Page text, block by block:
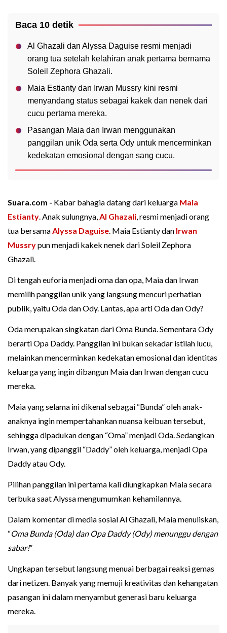
Baca 10 detik
Al Ghazali dan Alyssa Daguise resmi menjadi
orang tua setelah kelahiran anak pertama bernama
Soleil Zephora Ghazali.
Maia Estianty dan Irwan Mussry kini resmi
menyandang status sebagai kakek dan nenek dari
cucu pertama mereka.
Pasangan Maia dan Irwan menggunakan
panggilan unik Oda serta Ody untuk mencerminkan
kedekatan emosional dengan sang cucu.
Suara.com - Kabar bahagia datang dari keluarga Maia
Estianty. Anak sulungnya,Al Ghazali, resmi menjadi orang
tua bersamaAlyssa Daguise. Maia Estianty dan Irwan
Mussrypun menjadi kakek nenek dari Soleil Zephora
Ghazali.
Di tengah euforia menjadi oma dan opa, Maia dan Irwan
memilih panggilan unik yang langsung mencuri perhatian
publik, yaitu Oda dan Ody. Lantas, apa arti Oda dan Ody?
Oda merupakan singkatan dari Oma Bunda. Sementara Ody
berarti Opa Daddy. Panggilan ini bukan sekadar istilah lucu,
melainkan mencerminkan kedekatan emosional dan identitas
keluarga yang ingin dibangun Maia dan Irwan dengan cucu
mereka.
Maia yang selama ini dikenal sebagai “Bunda” oleh anak-
anaknya ingin mempertahankan nuansa keibuan tersebut,
sehingga dipadukan dengan “Oma” menjadi Oda. Sedangkan
Irwan, yang dipanggil “Daddy” oleh keluarga, menjadi Opa
Daddy atau Ody.
Pilihan panggilan ini pertama kali diungkapkan Maia secara
terbuka saat Alyssa mengumumkan kehamilannya.
Dalam komentar di media sosial Al Ghazali, Maia menuliskan,
“Oma Bunda (Oda) dan Opa Daddy (Ody) menunggu dengan
sabar!”
Ungkapan tersebut langsung menuai berbagai reaksi gemas
dari netizen. Banyak yang memuji kreativitas dan kehangatan
pasangan ini dalam menyambut generasi baru keluarga
mereka.